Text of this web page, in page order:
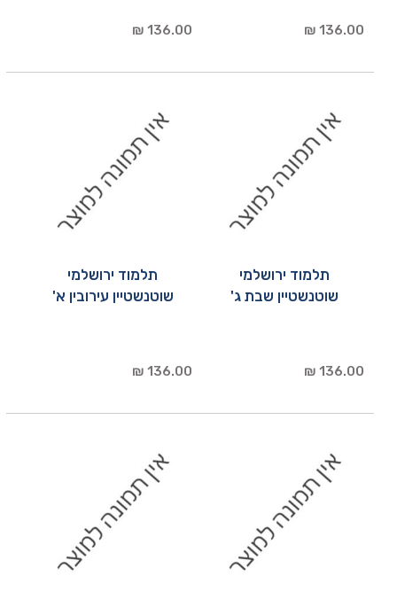
136.00 ₪
136.00 ₪
תלמוד ירושלמי
שוטנשטיין שבת ג'
136.00 ₪
תלמוד ירושלמי
שוטנשטיין עירובין א'
136.00 ₪